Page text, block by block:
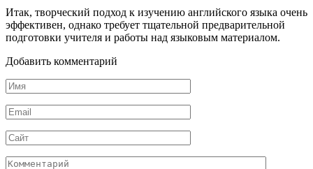
Итак, творческий подход к изучению английского языка очень
эффективен, однако требует тщательной предварительной
подготовки учителя и работы над языковым материалом.
Добавить комментарий
Имя
*
Email
*
Сайт
Комментарий